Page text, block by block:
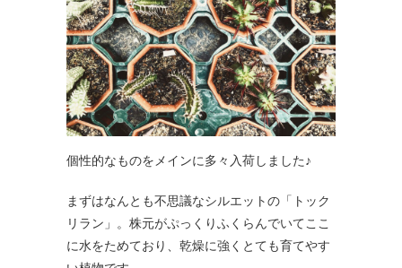
個性的なものをメインに多々入荷しました♪
まずはなんとも不思議なシルエットの「トック
リラン」。株元がぷっくりふくらんでいてここ
に水をためており、乾燥に強くとても育てやす